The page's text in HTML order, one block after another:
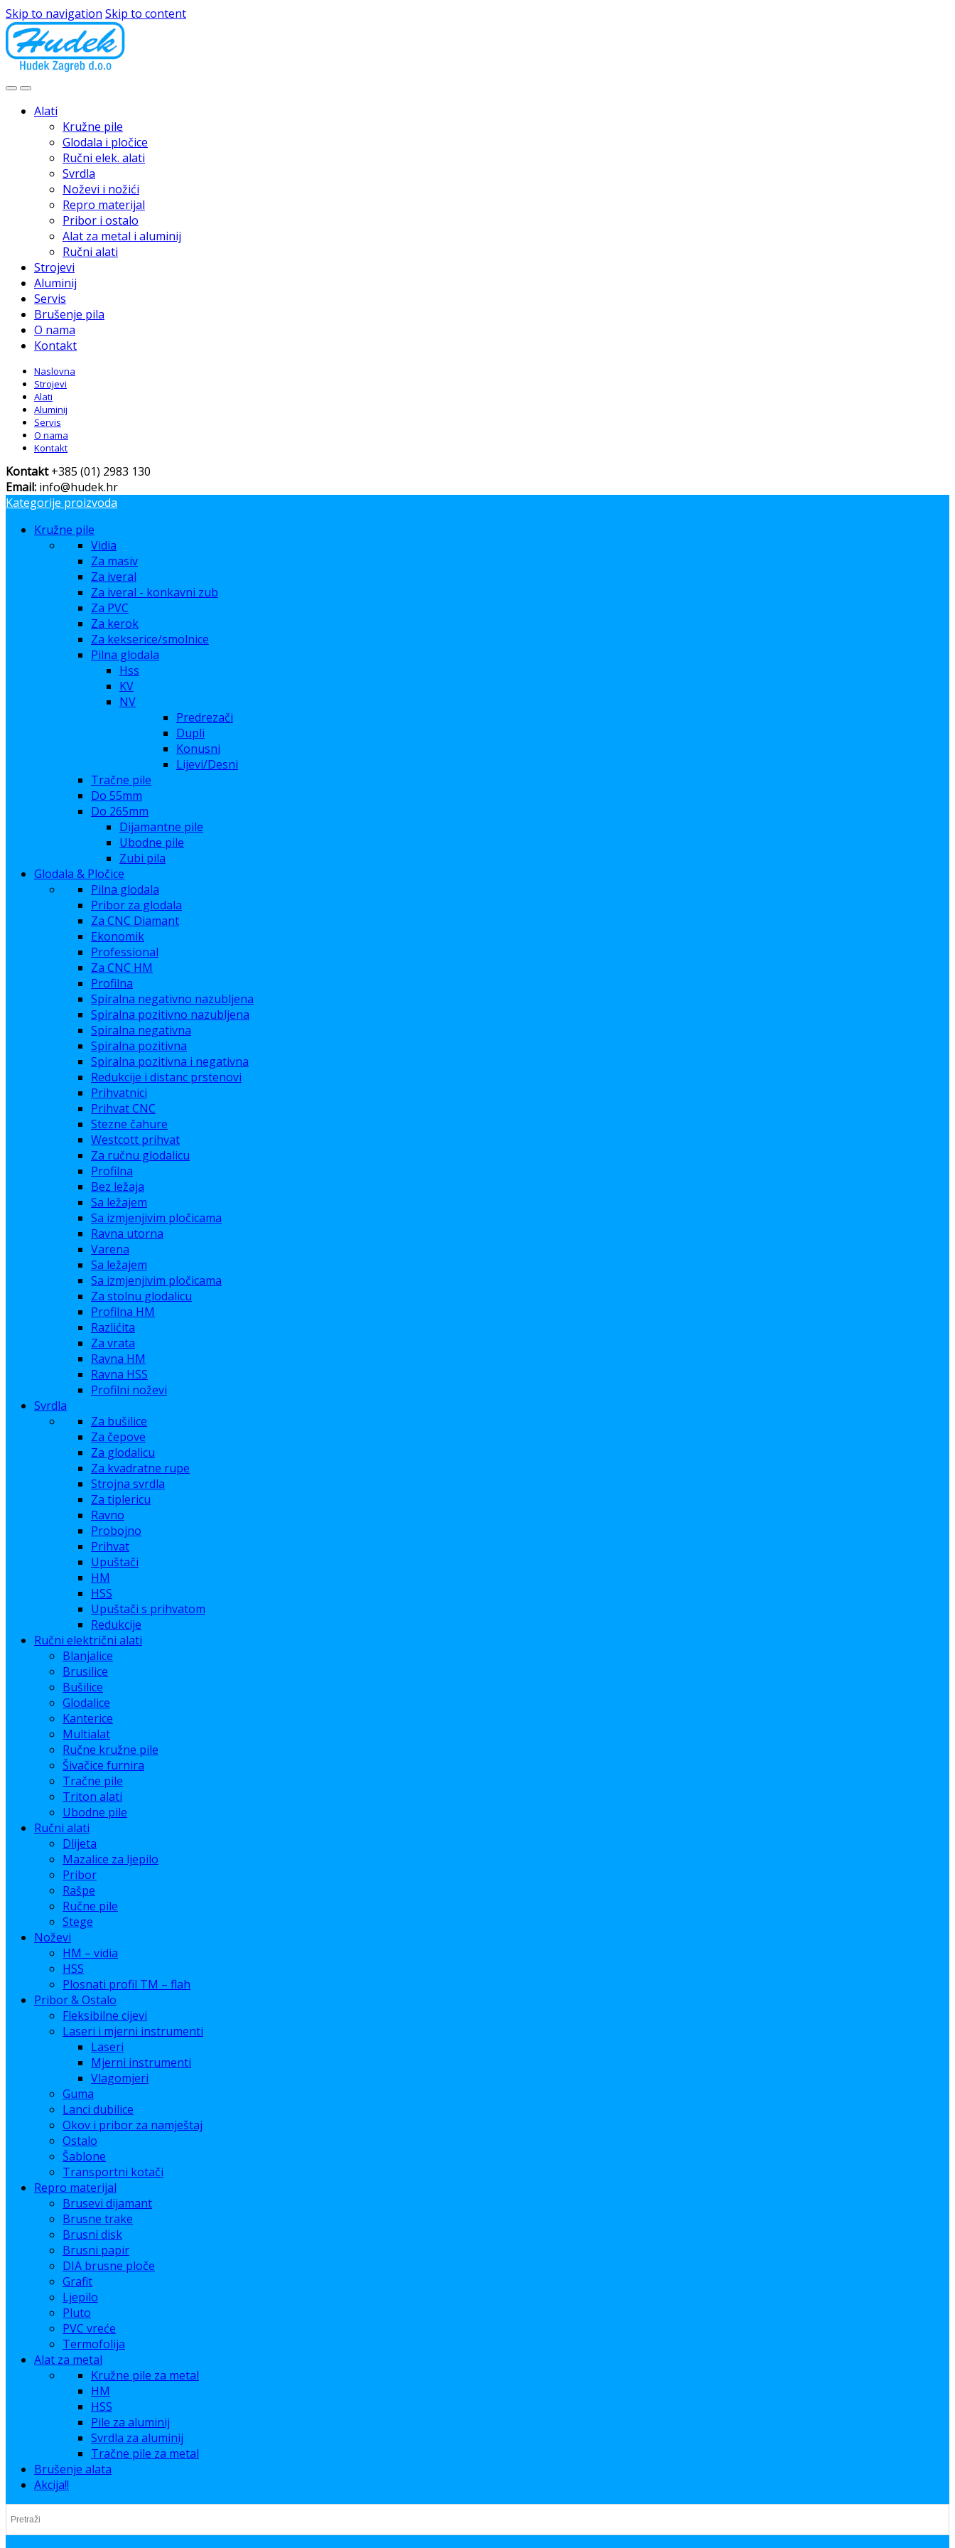
Skip to navigation Skip to content
Alati
Kružne pile
Glodala i pločice
Ručni elek. alati
Svrdla
Noževi i nožići
Repro materijal
Pribor i ostalo
Alat za metal i aluminij
Ručni alati
Strojevi
Aluminij
Servis
Brušenje pila
O nama
Kontakt
Naslovna
Strojevi
Alati
Aluminij
Servis
O nama
Kontakt
Kontakt+385 (01) 2983 130
Email: info@hudek.hr
Kategorije proizvoda
Kružne pile
Vidia
Za masiv
Za iveral
Za iveral - konkavni zub
Za PVC
Za kerok
Za kekserice/smolnice
Pilna glodala
Hss
KV
NV
Predrezači
Dupli
Konusni
Lijevi/Desni
Tračne pile
Do 55mm
Do 265mm
Dijamantne pile
Ubodne pile
Zubi pila
Glodala & Pločice
Pilna glodala
Pribor za glodala
Za CNC Diamant
Ekonomik
Professional
Za CNC HM
Profilna
Spiralna negativno nazubljena
Spiralna pozitivno nazubljena
Spiralna negativna
Spiralna pozitivna
Spiralna pozitivna i negativna
Redukcije i distanc prstenovi
Prihvatnici
Prihvat CNC
Stezne čahure
Westcott prihvat
Za ručnu glodalicu
Profilna
Bez ležaja
Sa ležajem
Sa izmjenjivim pločicama
Ravna utorna
Varena
Sa ležajem
Sa izmjenjivim pločicama
Za stolnu glodalicu
Profilna HM
Razlićita
Za vrata
Ravna HM
Ravna HSS
Profilni noževi
Svrdla
Za bušilice
Za čepove
Za glodalicu
Za kvadratne rupe
Strojna svrdla
Za tiplericu
Ravno
Probojno
Prihvat
Upuštači
HM
HSS
Upuštači s prihvatom
Redukcije
Ručni električni alati
Blanjalice
Brusilice
Bušilice
Glodalice
Kanterice
Multialat
Ručne kružne pile
Šivačice furnira
Tračne pile
Triton alati
Ubodne pile
Ručni alati
Dlijeta
Mazalice za ljepilo
Pribor
Rašpe
Ručne pile
Stege
Noževi
HM – vidia
HSS
Plosnati profil TM – flah
Pribor & Ostalo
Fleksibilne cijevi
Laseri i mjerni instrumenti
Laseri
Mjerni instrumenti
Vlagomjeri
Guma
Lanci dubilice
Okov i pribor za namještaj
Ostalo
Šablone
Transportni kotači
Repro materijal
Brusevi dijamant
Brusne trake
Brusni disk
Brusni papir
DIA brusne ploče
Grafit
Ljepilo
Pluto
PVC vreće
Termofolija
Alat za metal
Kružne pile za metal
HM
HSS
Pile za aluminij
Svrdla za aluminij
Tračne pile za metal
Brušenje alata
Akcija!!